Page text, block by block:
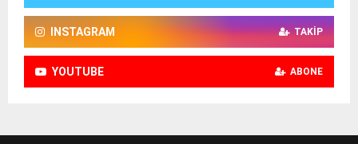
INSTAGRAM TAKIP
YOUTUBE ABONE